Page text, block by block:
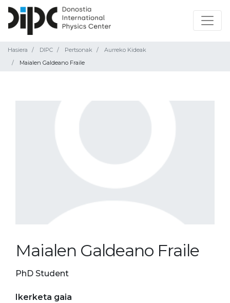
Hasiera DIPC Pertsonak
Aurreko Kideak
Maialen Galdeano Fraile
Maialen Galdeano Fraile
PhD Student
Ikerketa gaia